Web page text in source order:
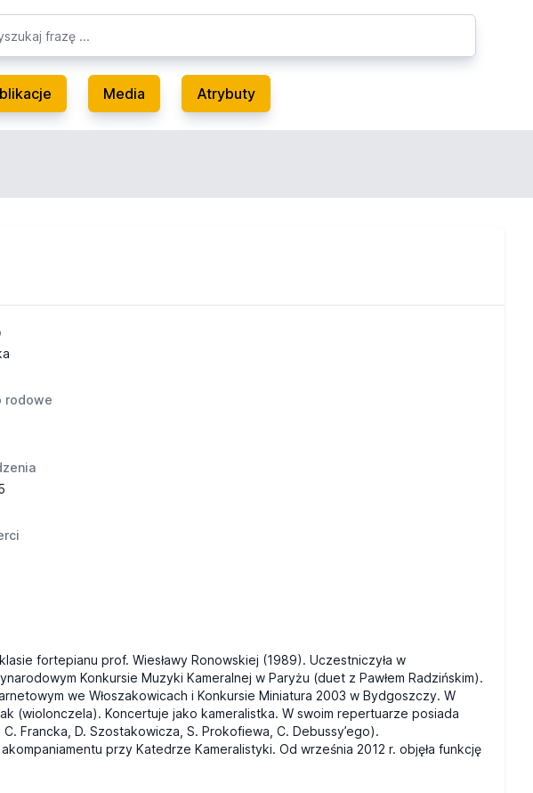
Media Atrybuty
rodowe
fortepianu prof. Wiesławy Ronowskiej (1989). Uczestniczyła w
Konkursie Muzyki Kameralnej w Paryżu (duet z Pawłem Radzińskim).
we Włoszakowicach i Konkursie Miniatura 2003 w Bydgoszczy. W
(wiolonczela). Koncertuje jako kameralistka. W swoim repertuarze posiada
Francka, D. Szostakowicza, S. Prokofiewa, C. Debussy’ego).
przy Katedrze Kameralistyki. Od września 2012 r. objęła funkcję